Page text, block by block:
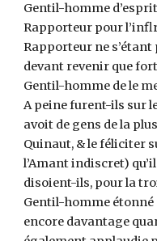
Gentil-homme
Rapporteur pour
Rapporteur ne
devant revenir que
Gentil-homme de le
A peine furent-ils sur
avoit de gens de la
Quinaut, & le féliciter
l’Amant indiscret)
disoient-ils, pour la
Gentil-homme étonné
encore davantage